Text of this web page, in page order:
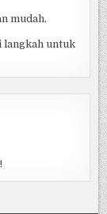
mudah.
langkah untuk